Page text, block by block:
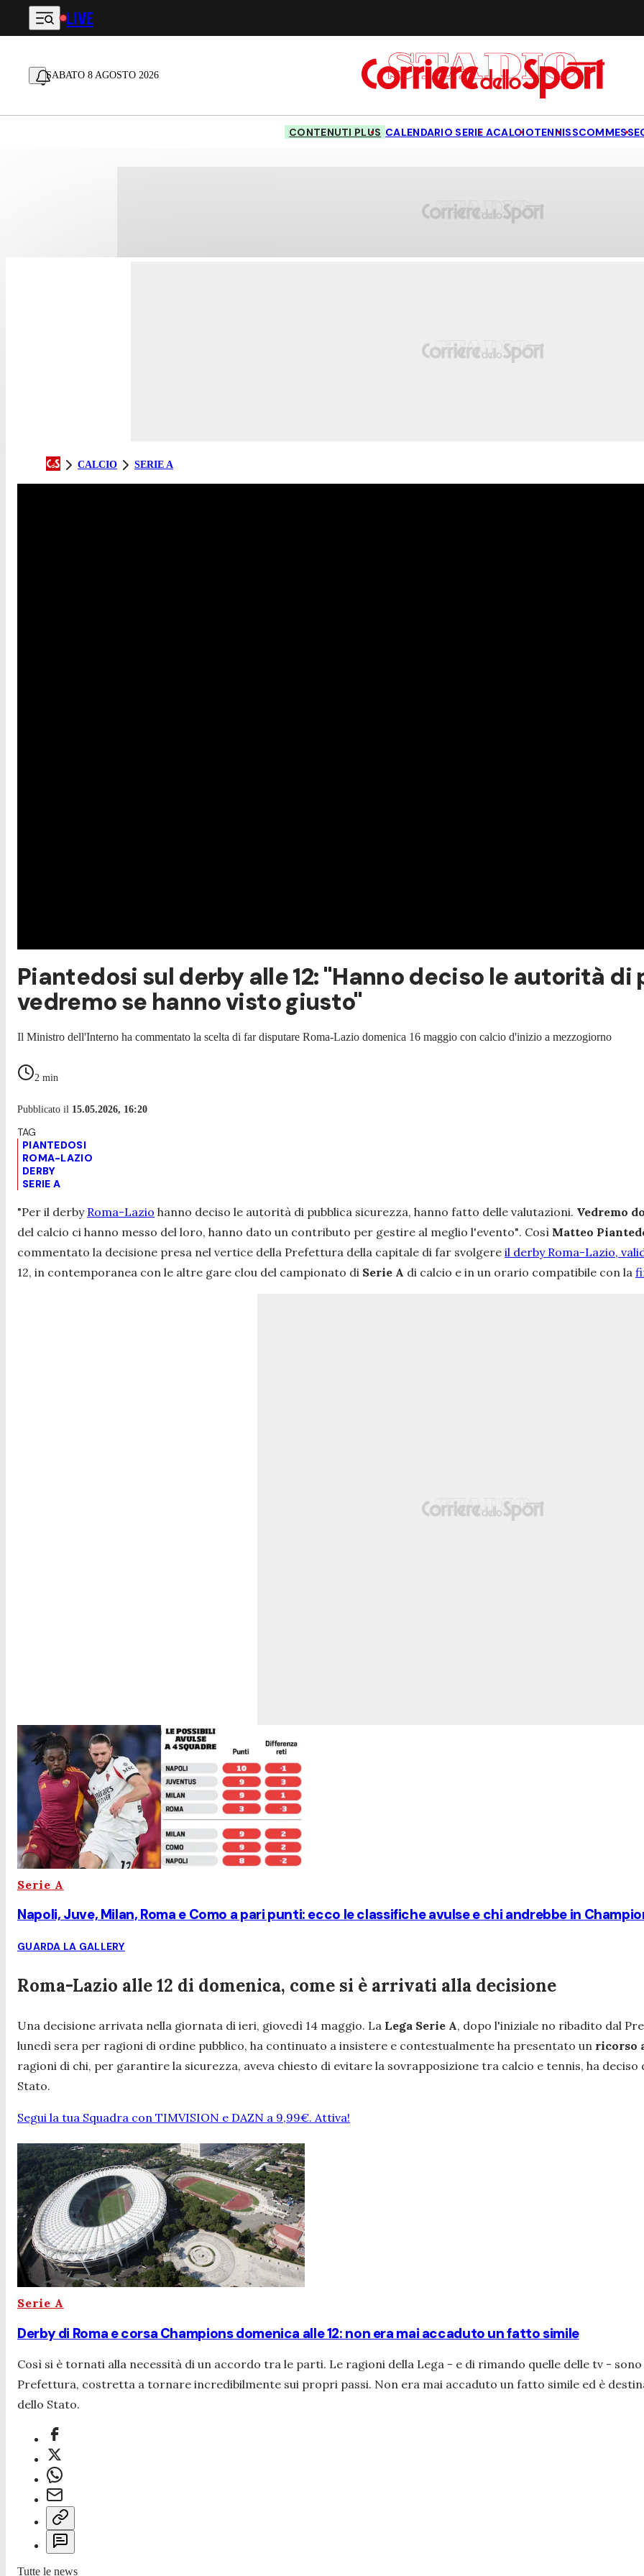
Vai al contenuto principale
LIVE
SABATO 8 AGOSTO 2026
CONTENUTI PLUS CALENDARIO SERIE ACALCIOTENNISSCOMMESSE
CALCIO SERIE A
Piantedosi sul derby alle 12: "Hanno deciso le autorità
vedremo se hanno visto giusto"
Il Ministro dell'Interno ha commentato la scelta di far disputare Roma-Lazio domenica 16 maggio con calcio d'inizio a mezzogiorno
2 min
Pubblicato il 15.05.2026, 16:20
PIANTEDOSI
ROMA-LAZIO
DERBY
SERIE A
"Per il derby Roma-Lazio hanno deciso le autorità di pubblica sicurezza, hanno fatto delle valutazioni. Vedremo
del calcio ci hanno messo del loro, hanno dato un contributo per gestire al meglio l'evento". Così Matteo
commentato la decisione presa nel vertice della Prefettura della capitale di far svolgere il derby Roma-Lazio,
12, in contemporanea con le altre gare clou del campionato di Serie A di calcio e in un orario compatibile con la
Serie A
Napoli, Juve, Milan, Roma e Como a pari punti: ecco le classifiche avulse e chi andrebbe in
GUARDA LA GALLERY
Roma-Lazio alle 12 di domenica, come si è arrivati alla decisione
Una decisione arrivata nella giornata di ieri, giovedì 14 maggio. La Lega Serie A, dopo l'iniziale no ribadito dal
lunedì sera per ragioni di ordine pubblico, ha continuato a insistere e contestualmente ha presentato un ricorso
ragioni di chi, per garantire la sicurezza, aveva chiesto di evitare la sovrapposizione tra calcio e tennis, ha
Stato.
Segui la tua Squadra con TIMVISION e DAZN a 9,99€. Attiva!
Serie A
Derby di Roma e corsa Champions domenica alle 12: non era mai accaduto un fatto simile
Così si è tornati alla necessità di un accordo tra le parti. Le ragioni della Lega - e di rimando quelle delle tv -
Prefettura, costretta a tornare incredibilmente sui propri passi. Non era mai accaduto un fatto simile ed è
dello Stato.
Tutte le news